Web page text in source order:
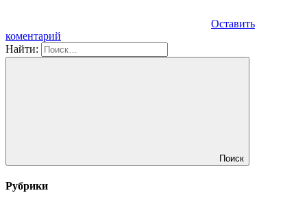
Оставить
коментарий
Найти:
Поиск
Рубрики